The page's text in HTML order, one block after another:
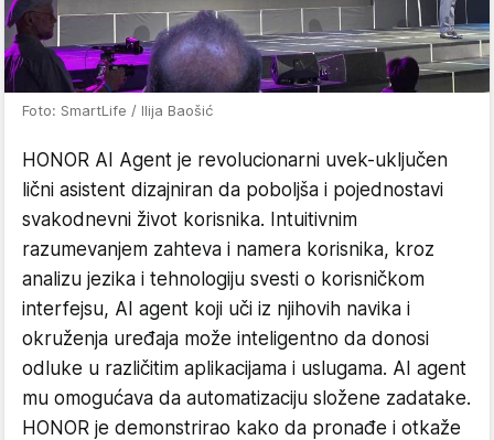
Foto: SmartLife / Ilija Baošić
HONOR AI Agent je revolucionarni uvek-uključen
lični asistent dizajniran da poboljša i pojednostavi
svakodnevni život korisnika. Intuitivnim
razumevanjem zahteva i namera korisnika, kroz
analizu jezika i tehnologiju svesti o korisničkom
interfejsu, AI agent koji uči iz njihovih navika i
okruženja uređaja može inteligentno da donosi
odluke u različitim aplikacijama i uslugama. AI agent
mu omogućava da automatizaciju složene zadatake.
HONOR je demonstrirao kako da pronađe i otkaže